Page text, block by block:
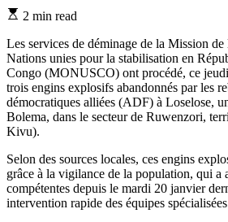
Estimated
time
2 min read
Les services de déminage de la Mission de
Nations unies pour la stabilisation en
Congo (MONUSCO) ont procédé, ce
trois engins explosifs abandonnés par les
démocratiques alliées (ADF) à Loselose,
Bolema, dans le secteur de Ruwenzori,
Kivu).
Selon des sources locales, ces engins
grâce à la vigilance de la population, qui a
compétentes depuis le mardi 20 janvier
intervention rapide des équipes